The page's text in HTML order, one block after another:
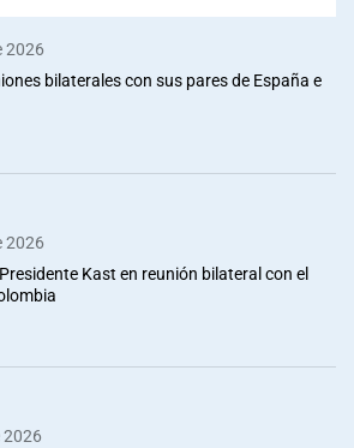
2026
bilaterales con sus pares de España e
2026
Kast en reunión bilateral con el